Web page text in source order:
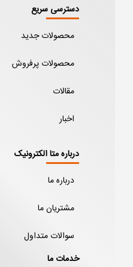
دسترسی سریع
محصولات جدید
محصولات پرفروش
مقالات
اخبار
درباره متا الکترونیک
درباره ما
مشتریان ما
سوالات متداول
خدمات ما